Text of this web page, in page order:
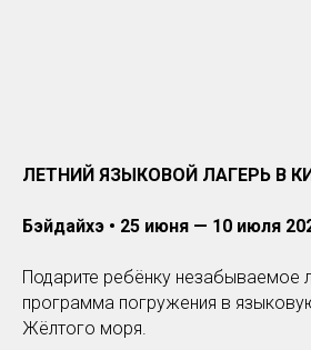
ЛЕТНИЙ ЯЗЫКОВОЙ ЛАГЕРЬ В
Бэйдайхэ • 25 июня — 10 июля
Подарите ребёнку незабываемое
программа погружения в
Жёлтого моря.